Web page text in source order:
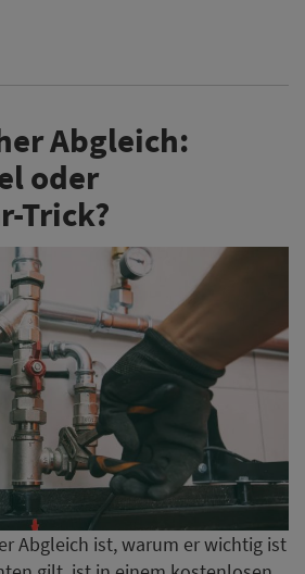
Abgleich:
oder
Trick?
Abgleich ist, warum er wichtig ist